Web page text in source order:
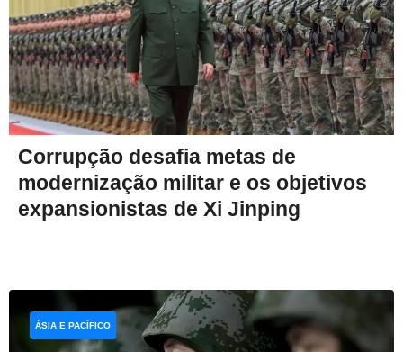
Corrupção desafia metas de
modernização militar e os objetivos
expansionistas de Xi Jinping
ÁSIA E PACÍFICO